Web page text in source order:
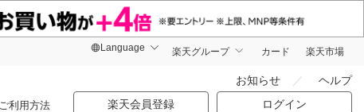
楽天グループ カード 楽天市場
お知らせ ヘルプ
ご利用方法 楽天会員登録 ログイン